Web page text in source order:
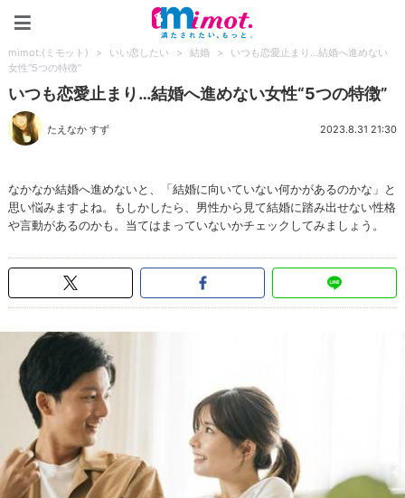
mimot.(ミモット) > いい恋したい > 結婚 >
いつも恋愛止まり…結婚へ進めない
女性“5つの特徴”
いつも恋愛止まり…結婚へ進めない女性“5つの特徴”
たえなか すず 2023.8.31 21:30
なかなか結婚へ進めないと、「結婚に向いていない何かがあるのかな」と
思い悩みますよね。もしかしたら、男性から見て結婚に踏み出せない性格
や言動があるのかも。当てはまっていないかチェックしてみましょう。